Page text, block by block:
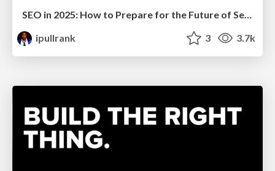
ipullrank
3 3.7k